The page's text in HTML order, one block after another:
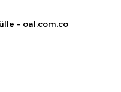
- oal.com.co